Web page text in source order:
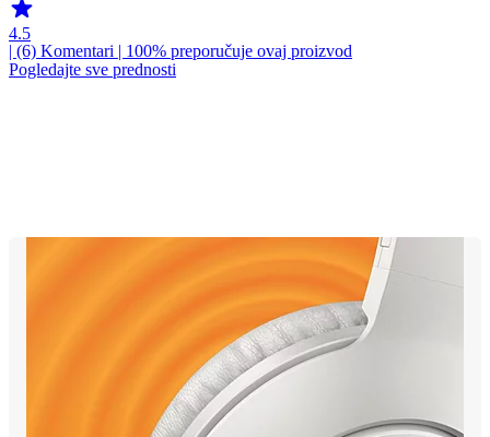
4.5
| (6) Komentari | 100% preporučuje ovaj proizvod
Pogledajte sve prednosti